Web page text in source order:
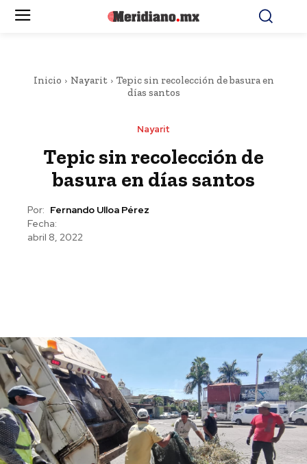
Inicio Nayarit
Tepic sin recolección de basura en
días santos
Nayarit
Tepic sin recolección de
basura en días santos
Por: Fernando Ulloa Pérez
Fecha:
abril 8, 2022